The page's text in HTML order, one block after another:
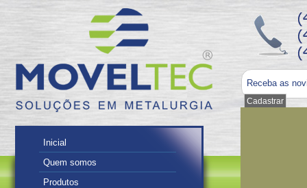
Receba as
Inicial
Quem somos
Produtos